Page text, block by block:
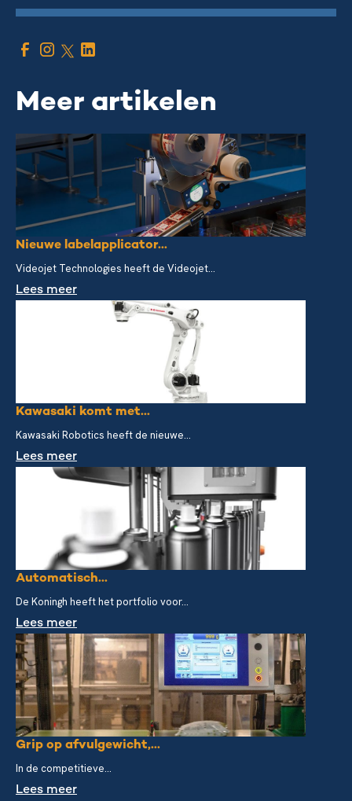
Meer artikelen
Nieuwe labelapplicator...
Videojet Technologies heeft de Videojet...
Lees meer
Kawasaki komt met...
Kawasaki Robotics heeft de nieuwe...
Lees meer
Automatisch...
De Koningh heeft het portfolio voor...
Lees meer
Grip op afvulgewicht,...
In de competitieve...
Lees meer